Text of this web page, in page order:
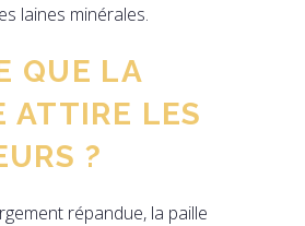
laines minérales.
QUE LA
ATTIRE LES
?
répandue, la paille